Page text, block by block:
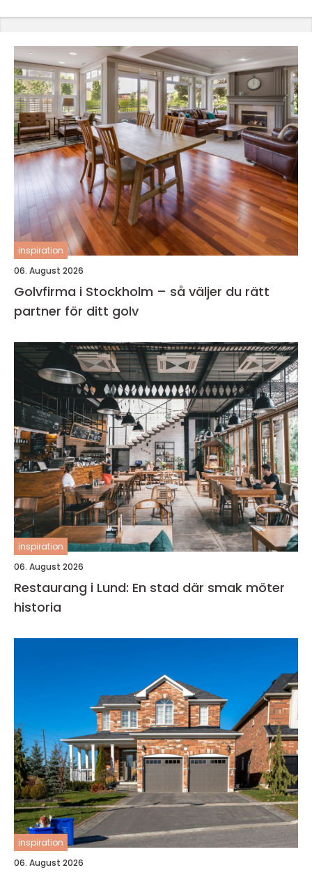
inspiration
06. August 2026
Golvfirma i Stockholm – så väljer du rätt
partner för ditt golv
inspiration
06. August 2026
Restaurang i Lund: En stad där smak möter
historia
inspiration
06. August 2026